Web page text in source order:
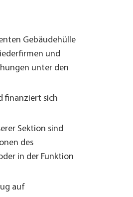
Gebäudehülle
und
unter den
finanziert sich
Sektion sind
des
in der Funktion
auf